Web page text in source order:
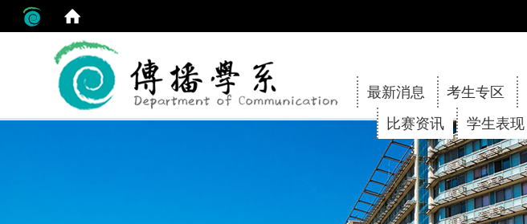
最新消息 考生专区
比赛资讯
学生表现